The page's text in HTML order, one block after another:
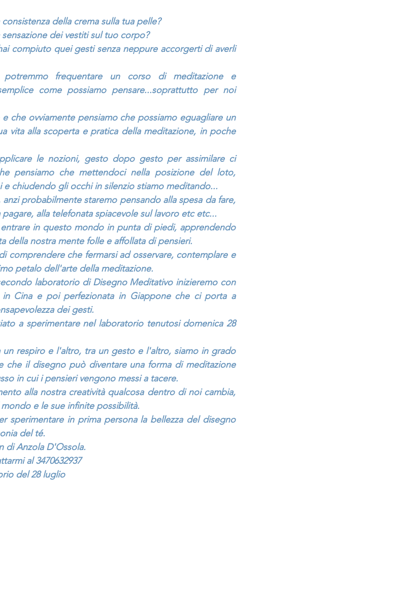
della crema sulla tua pelle?
dei vestiti sul tuo corpo?
compiuto quei gesti senza neppure accorgerti di averli
frequentare un corso di meditazione e
come possiamo pensare...soprattutto per noi
che ovviamente pensiamo che possiamo eguagliare un
vita alla scoperta e pratica della meditazione, in poche
le nozioni, gesto dopo gesto per assimilare ci
pensiamo che mettendoci nella posizione del loto,
e chiudendo gli occhi in silenzio stiamo meditando...
probabilmente staremo pensando alla spesa da fare,
alla telefonata spiacevole sul lavoro etc etc...
in questo mondo in punta di piedi, apprendendo
della nostra mente folle e affollata di pensieri.
comprendere che fermarsi ad osservare, contemplare e
petalo dell'arte della meditazione.
laboratorio di Disegno Meditativo inizieremo con
Cina e poi perfezionata in Giappone che ci porta a
dei gesti.
a sperimentare nel laboratorio tenutosi domenica 28
un respiro e l'altro, tra un gesto e l'altro, siamo in grado
che il disegno può diventare una forma di meditazione
in cui i pensieri vengono messi a tacere.
alla nostra creatività qualcosa dentro di noi cambia,
e le sue infinite possibilità.
sperimentare in prima persona la bellezza del disegno
del té.
di Anzola D'Ossola.
al 3470632937
del 28 luglio